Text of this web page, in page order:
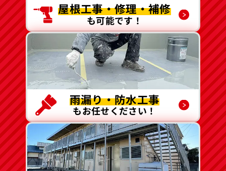
屋根工事・修理・補修
も可能です！
雨漏り・防水工事
もお任せください！